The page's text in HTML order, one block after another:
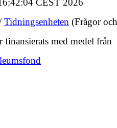
Tidningsenheten (Frågor
med medel från